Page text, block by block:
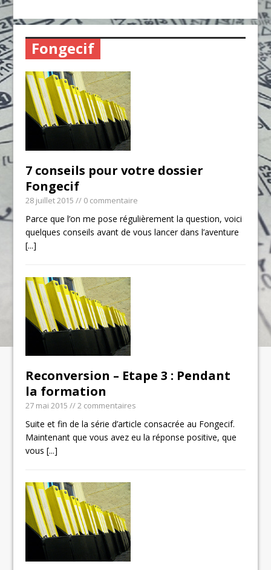
Fongecif
7 conseils pour votre dossier
Fongecif
28 juillet 2015 // 0 commentaire
Parce que l’on me pose régulièrement la question, voici
quelques conseils avant de vous lancer dans l’aventure
[...]
Reconversion – Etape 3 : Pendant
la formation
27 mai 2015 // 2 commentaires
Suite et fin de la série d’article consacrée au Fongecif.
Maintenant que vous avez eu la réponse positive, que
vous[...]